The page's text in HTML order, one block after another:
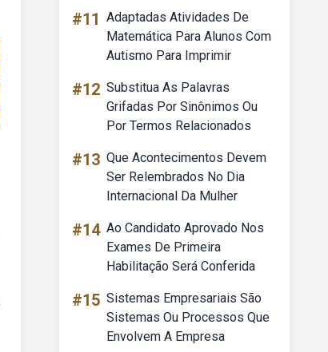
#11 Adaptadas Atividades De
Matemática Para Alunos Com
Autismo Para Imprimir
#12 Substitua As Palavras
Grifadas Por Sinônimos Ou
Por Termos Relacionados
#13 Que Acontecimentos Devem
Ser Relembrados No Dia
Internacional Da Mulher
#14 Ao Candidato Aprovado Nos
Exames De Primeira
Habilitação Será Conferida
#15 Sistemas Empresariais São
Sistemas Ou Processos Que
Envolvem A Empresa